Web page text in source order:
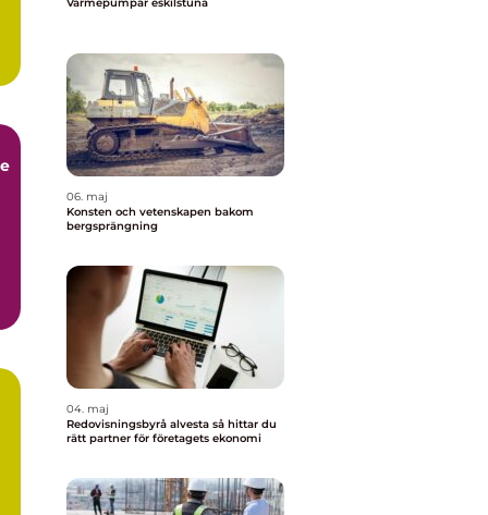
06. maj
Konsten och vetenskapen bakom
bergsprängning
04. maj
Redovisningsbyrå alvesta så hittar du
rätt partner för företagets ekonomi